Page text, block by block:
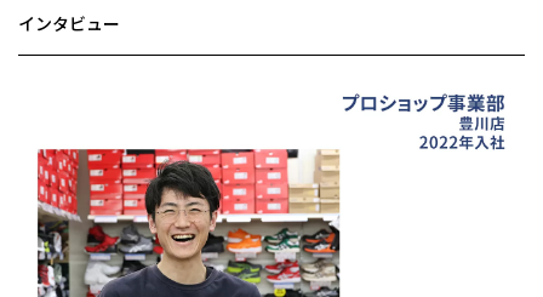
インタビュー